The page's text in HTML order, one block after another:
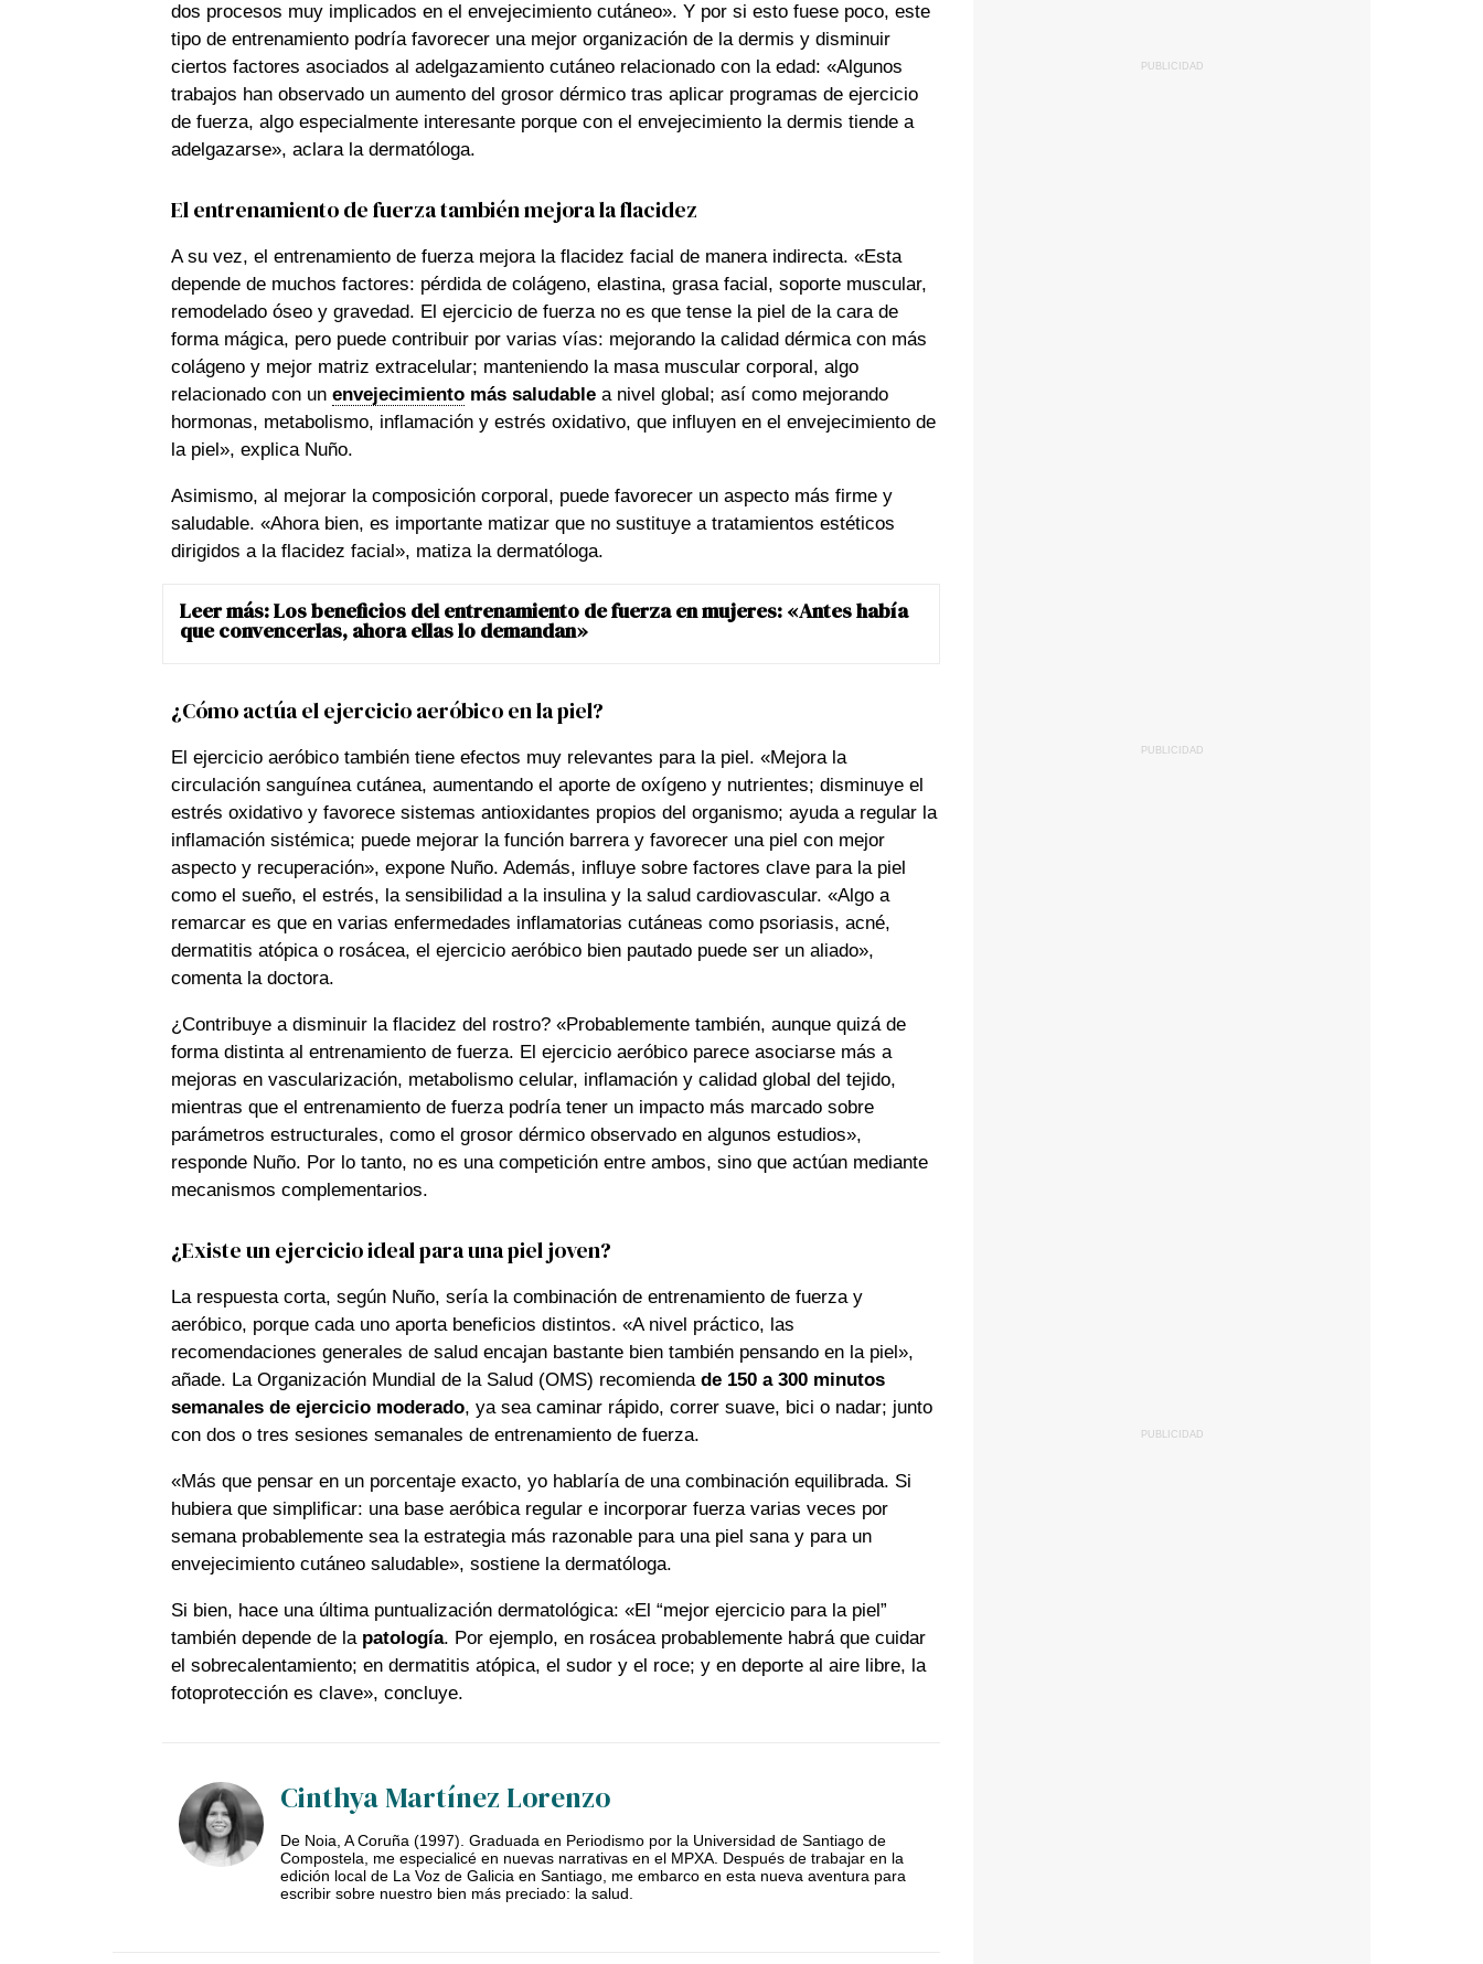
dos procesos muy implicados en el envejecimiento cutáneo». Y por si esto fuese poco, este
tipo de entrenamiento podría favorecer una mejor organización de la dermis y disminuir
ciertos factores asociados al adelgazamiento cutáneo relacionado con la edad: «Algunos
trabajos han observado un aumento del grosor dérmico tras aplicar programas de ejercicio
de fuerza, algo especialmente interesante porque con el envejecimiento la dermis tiende a
adelgazarse», aclara la dermatóloga.
El entrenamiento de fuerza también mejora la flacidez
A su vez, el entrenamiento de fuerza mejora la flacidez facial de manera indirecta. «Esta
depende de muchos factores: pérdida de colágeno, elastina, grasa facial, soporte muscular,
remodelado óseo y gravedad. El ejercicio de fuerza no es que tense la piel de la cara de
forma mágica, pero puede contribuir por varias vías: mejorando la calidad dérmica con más
colágeno y mejor matriz extracelular; manteniendo la masa muscular corporal, algo
relacionado con un envejecimientomás saludablea nivel global; así como mejorando
hormonas, metabolismo, inflamación y estrés oxidativo, que influyen en el envejecimiento de
la piel», explica Nuño.
Asimismo, al mejorar la composición corporal, puede favorecer un aspecto más firme y
saludable. «Ahora bien, es importante matizar que no sustituye a tratamientos estéticos
dirigidos a la flacidez facial», matiza la dermatóloga.
Leer más:Los beneficios del entrenamiento de fuerza en mujeres: «Antes había
que convencerlas, ahora ellas lo demandan»
¿Cómo actúa el ejercicio aeróbico en la piel?
El ejercicio aeróbico también tiene efectos muy relevantes para la piel. «Mejora la
circulación sanguínea cutánea, aumentando el aporte de oxígeno y nutrientes; disminuye el
estrés oxidativo y favorece sistemas antioxidantes propios del organismo; ayuda a regular la
inflamación sistémica; puede mejorar la función barrera y favorecer una piel con mejor
aspecto y recuperación», expone Nuño. Además, influye sobre factores clave para la piel
como el sueño, el estrés, la sensibilidad a la insulina y la salud cardiovascular. «Algo a
remarcar es que en varias enfermedades inflamatorias cutáneas como psoriasis, acné,
dermatitis atópica o rosácea, el ejercicio aeróbico bien pautado puede ser un aliado»,
comenta la doctora.
¿Contribuye a disminuir la flacidez del rostro? «Probablemente también, aunque quizá de
forma distinta al entrenamiento de fuerza. El ejercicio aeróbico parece asociarse más a
mejoras en vascularización, metabolismo celular, inflamación y calidad global del tejido,
mientras que el entrenamiento de fuerza podría tener un impacto más marcado sobre
parámetros estructurales, como el grosor dérmico observado en algunos estudios»,
responde Nuño. Por lo tanto, no es una competición entre ambos, sino que actúan mediante
mecanismos complementarios.
¿Existe un ejercicio ideal para una piel joven?
La respuesta corta, según Nuño, sería la combinación de entrenamiento de fuerza y
aeróbico, porque cada uno aporta beneficios distintos. «A nivel práctico, las
recomendaciones generales de salud encajan bastante bien también pensando en la piel»,
añade. La Organización Mundial de la Salud (OMS) recomiendade 150 a 300 minutos
semanales de ejercicio moderado, ya sea caminar rápido, correr suave, bici o nadar; junto
con dos o tres sesiones semanales de entrenamiento de fuerza.
«Más que pensar en un porcentaje exacto, yo hablaría de una combinación equilibrada. Si
hubiera que simplificar: una base aeróbica regular e incorporar fuerza varias veces por
semana probablemente sea la estrategia más razonable para una piel sana y para un
envejecimiento cutáneo saludable», sostiene la dermatóloga.
Si bien, hace una última puntualización dermatológica: «El “mejor ejercicio para la piel”
también depende de la patología. Por ejemplo, en rosácea probablemente habrá que cuidar
el sobrecalentamiento; en dermatitis atópica, el sudor y el roce; y en deporte al aire libre, la
fotoprotección es clave», concluye.
Cinthya Martínez Lorenzo
De Noia, A Coruña (1997). Graduada en Periodismo por la Universidad de Santiago de
Compostela, me especialicé en nuevas narrativas en el MPXA. Después de trabajar en la
edición local de La Voz de Galicia en Santiago, me embarco en esta nueva aventura para
escribir sobre nuestro bien más preciado: la salud.